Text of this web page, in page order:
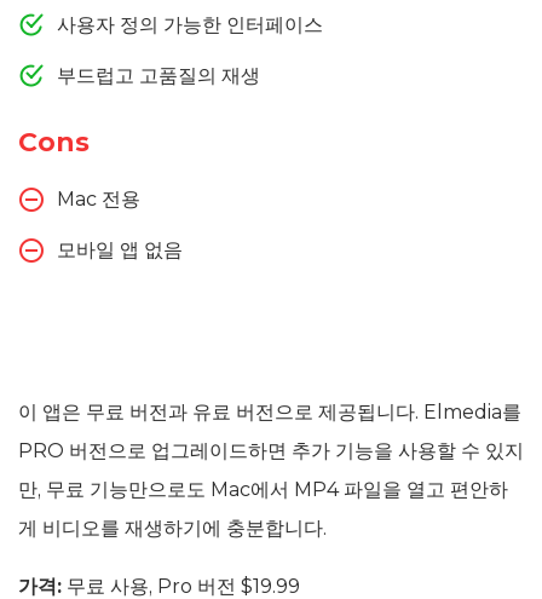
사용자 정의 가능한 인터페이스
부드럽고 고품질의 재생
Cons
Mac 전용
모바일 앱 없음
이 앱은 무료 버전과 유료 버전으로 제공됩니다. Elmedia를
PRO 버전으로 업그레이드하면 추가 기능을 사용할 수 있지
만, 무료 기능만으로도 Mac에서 MP4 파일을 열고 편안하
게 비디오를 재생하기에 충분합니다.
가격: 무료 사용, Pro 버전 $19.99